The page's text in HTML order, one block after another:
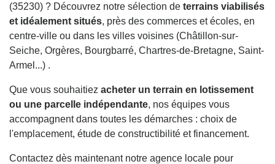
(35230) ? Découvrez notre sélection de terrains viabilisés
et idéalement situés, près des commerces et écoles, en
centre-ville ou dans les villes voisines (Châtillon-sur-
Seiche, Orgères, Bourgbarré, Chartres-de-Bretagne, Saint-
Armel...) .
Que vous souhaitiez acheter un terrain en lotissement
ou une parcelle indépendante, nos équipes vous
accompagnent dans toutes les démarches : choix de
l'emplacement, étude de constructibilité et financement.
Contactez dès maintenant notre agence locale pour